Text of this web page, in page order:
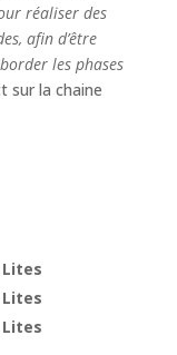
réaliser des
afin d’être
les phases
sur la chaine
Lites
Lites
Lites